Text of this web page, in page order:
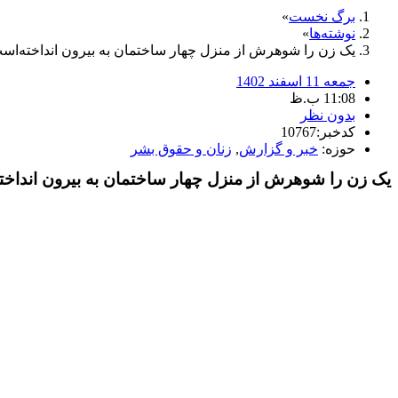
برگ نخست
نوشته‌ها
یک زن را شوهرش از منزل چهار ساختمان به بیرون
جمعه 11 اسفند 1402
11:08 ب.ظ
بدون نظر
کدخبر:10767
حوزه: خبر و گزارش, زنان و حقوق بشر
یک زن را شوهرش از منزل چهار ساختمان به بیرون